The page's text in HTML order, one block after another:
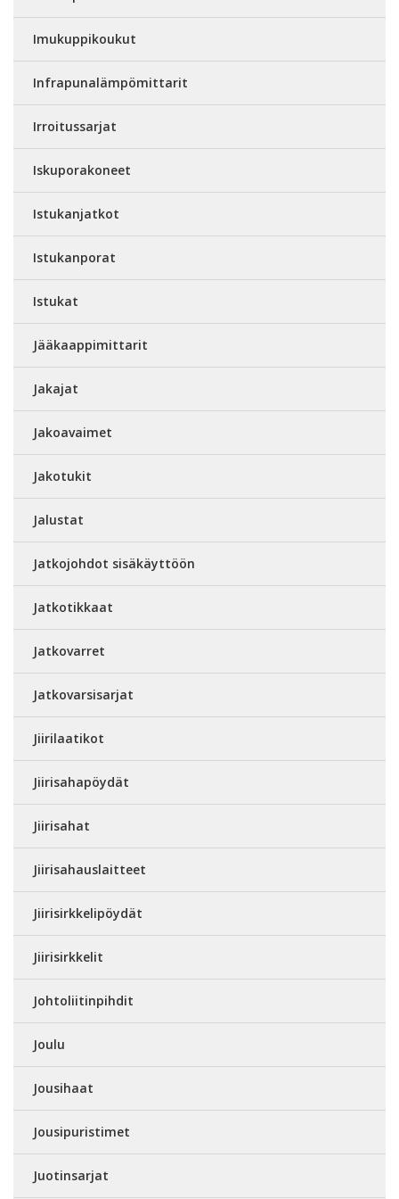
Imukuppikoukut
Infrapunalämpömittarit
Irroitussarjat
Iskuporakoneet
Istukanjatkot
Istukanporat
Istukat
Jääkaappimittarit
Jakajat
Jakoavaimet
Jakotukit
Jalustat
Jatkojohdot sisäkäyttöön
Jatkotikkaat
Jatkovarret
Jatkovarsisarjat
Jiirilaatikot
Jiirisahapöydät
Jiirisahat
Jiirisahauslaitteet
Jiirisirkkelipöydät
Jiirisirkkelit
Johtoliitinpihdit
Joulu
Jousihaat
Jousipuristimet
Juotinsarjat